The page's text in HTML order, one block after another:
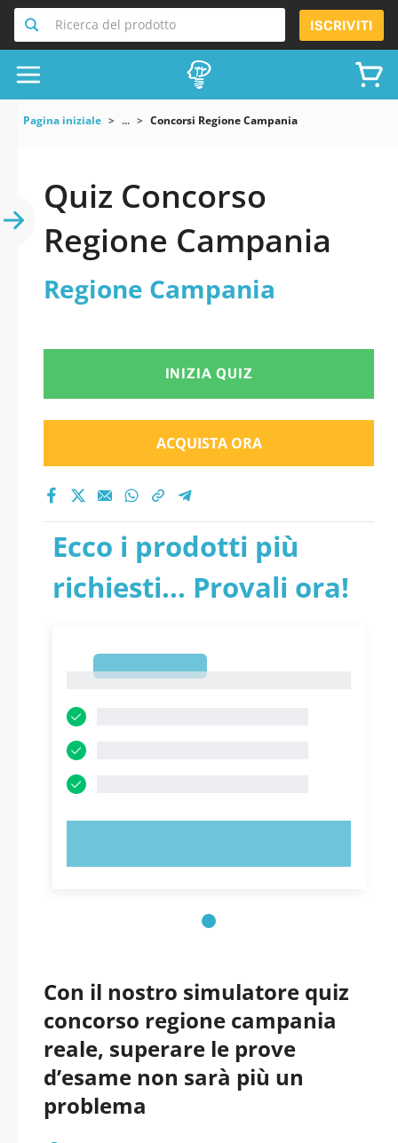
Ricerca del prodotto ISCRIVITI
Pagina iniziale ... Concorsi Regione Campania
Quiz Concorso
Regione Campania
Regione Campania
INIZIA QUIZ
ACQUISTA ORA
Ecco i prodotti più
richiesti... Provali ora!
Con il nostro simulatore quiz
concorso regione campania
reale, superare le prove
d’esame non sarà più un
problema